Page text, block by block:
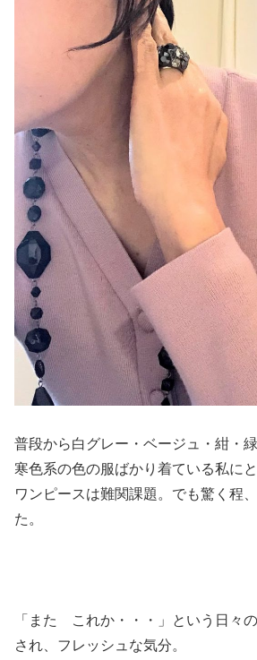
普段から白グレー・ベージュ・紺・
寒色系の色の服ばかり着ている私に
ワンピースは難関課題。でも驚く程
た。
「また これか・・・」という日々
され、フレッシュな気分。